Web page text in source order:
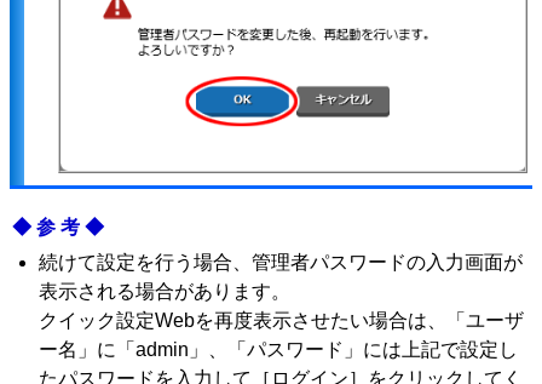
◆参考◆
続けて設定を行う場合、管理者パスワードの入力画面が
表示される場合があります。
クイック設定Webを再度表示させたい場合は、「ユーザ
ー名」に「admin」、「パスワード」には上記で設定し
たパスワードを入力して［ログイン］をクリックしてく